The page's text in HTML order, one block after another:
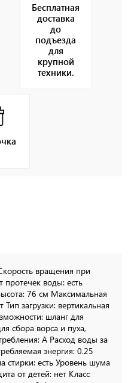
Бесплатная
доставка
до
подъезда
для
крупной
техники.
вращения при
воды: есть
76 см Максимальная
Тип загрузки: вертикальная
шланг для
сбора ворса и пуха,
A Расход воды за
энергия: 0.25
стирки: есть Уровень шума
от детей: нет Класс